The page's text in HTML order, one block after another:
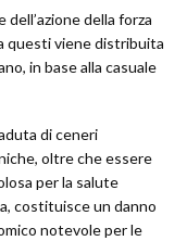
della forza
questi viene distribuita
in base alla casuale
di ceneri
oltre che essere
per la salute
costituisce un danno
notevole per le